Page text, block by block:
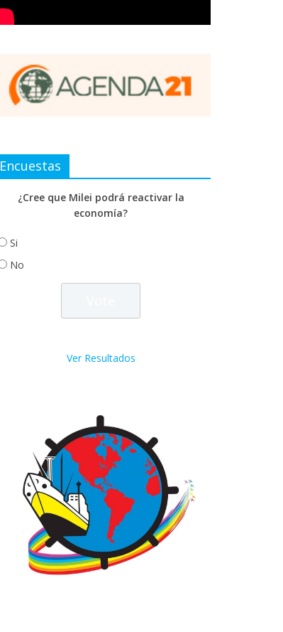
Encuestas
¿Cree que Milei podrá reactivar la
economía?
Si
No
Ver Resultados